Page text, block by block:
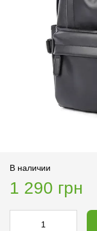
В наличии
1 290 грн